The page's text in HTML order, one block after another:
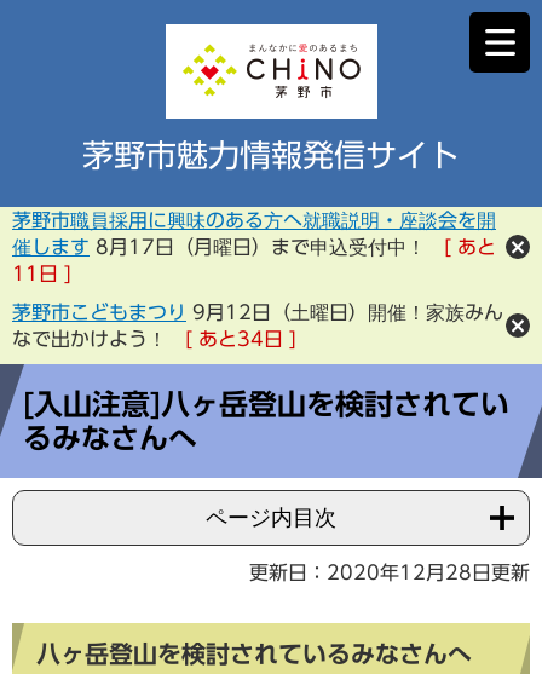
茅野市魅力情報発信サイト
茅野市職員採用に興味のある方へ就職説明・座談会を開
催します 8月17日（月曜日）まで申込受付中！
あと
11 日
茅野市こどもまつり 9月12日（土曜日）開催！家族みん
なで出かけよう！
あと34 日
[入山注意]八ヶ岳登山を検討されてい
るみなさんへ
ページ内目次
更新日：2020年12月28日更新
八ヶ岳登山を検討されているみなさんへ